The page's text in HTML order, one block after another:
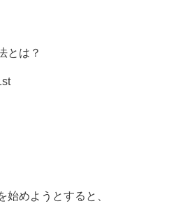
とは？
始めようとすると、